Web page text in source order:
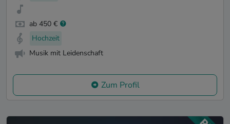
ab 450 €
Hochzeit
Musik mit Leidenschaft
Zum Profil